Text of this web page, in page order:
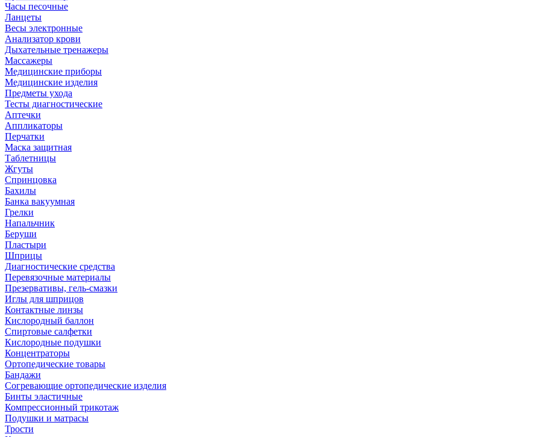
Часы песочные
Ланцеты
Весы электронные
Анализатор крови
Дыхательные тренажеры
Массажеры
Медицинские приборы
Медицинские изделия
Предметы ухода
Тесты диагностические
Аптечки
Аппликаторы
Перчатки
Маска защитная
Таблетницы
Жгуты
Спринцовка
Бахилы
Банка вакуумная
Грелки
Напальчник
Беруши
Пластыри
Шприцы
Диагностические средства
Перевязочные материалы
Презервативы, гель-смазки
Иглы для шприцов
Контактные линзы
Кислородный баллон
Спиртовые салфетки
Кислородные подушки
Концентраторы
Ортопедические товары
Бандажи
Согревающие ортопедические изделия
Бинты эластичные
Компрессионный трикотаж
Подушки и матрасы
Трости